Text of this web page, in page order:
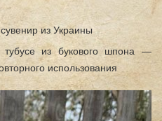
из Украины
тубусе из букового шпона —
использования